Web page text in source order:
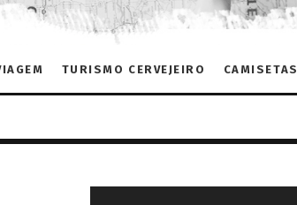
TURISMO CERVEJEIRO CAMISETAS